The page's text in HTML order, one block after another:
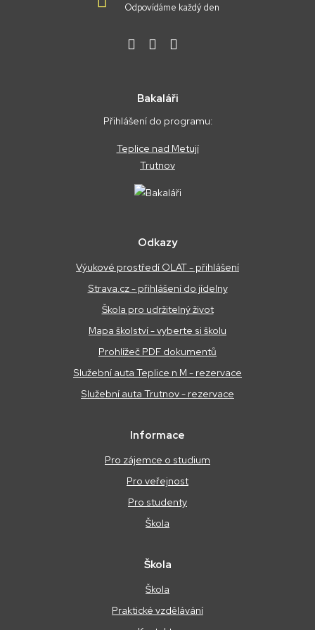
Odpovídáme každý den
Bakaláři
Přihlášení do programu:
Teplice nad Metují
Trutnov
Odkazy
Výukové prostředí OLAT - přihlášení
Strava.cz - přihlášení do jídelny
Škola pro udržitelný život
Mapa školství - vyberte si školu
Prohlížeč PDF dokumentů
Služební auta Teplice n M - rezervace
Služební auta Trutnov - rezervace
Informace
Pro zájemce o studium
Pro veřejnost
Pro studenty
Škola
Škola
Škola
Praktické vzdělávání